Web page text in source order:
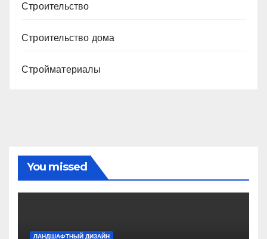
Строительство
Строительство дома
Стройматериалы
You missed
ЛАНДШАФТНЫЙ ДИЗАЙН